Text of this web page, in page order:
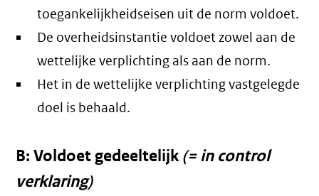
toegankelijkheidseisen uit de norm voldoet.
De overheidsinstantie voldoet zowel aan de
wettelijke verplichting als aan de norm.
Het in de wettelijke verplichting vastgelegde
doel is behaald.
B: Voldoet gedeeltelijk(= in control
verklaring)